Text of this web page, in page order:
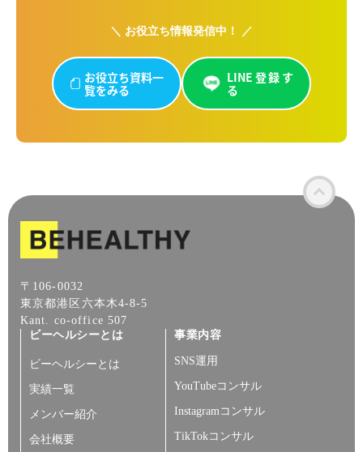
＼ お役立ち情報発信中！ ／
お役立ち資料一
覧をみる
LINE登録す
る
〒106-0032
東京都港区六本木4-8-5
Kant. co-office 507
ビーヘルシーとは
ビーヘルシーとは
実績一覧
メンバー紹介
会社概要
事業内容
SNS運用
YouTubeコンサル
Instagramコンサル
TikTokコンサル